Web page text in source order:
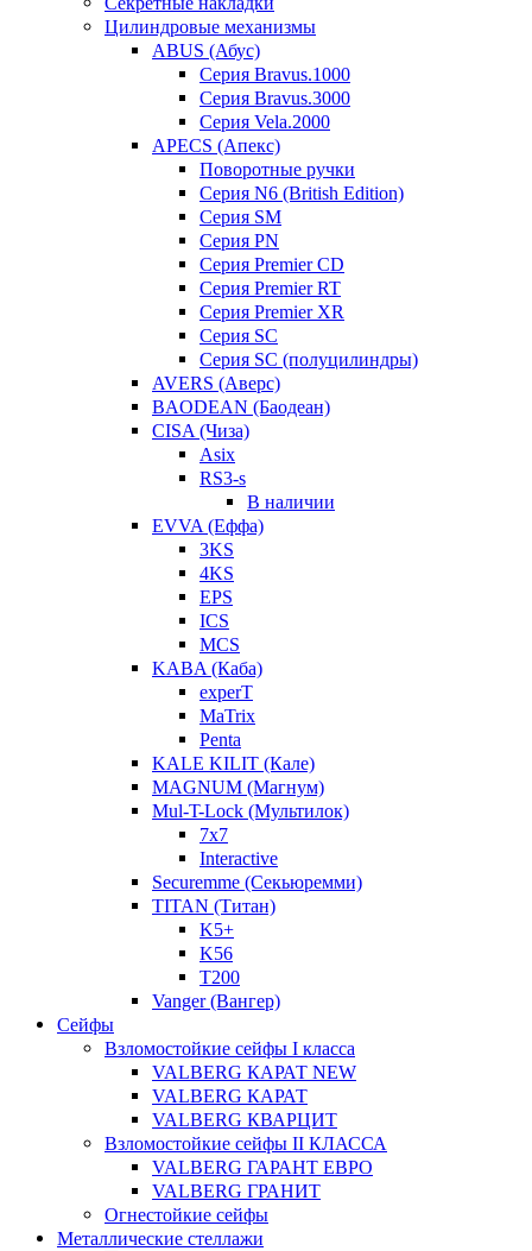
Цилиндровые механизмы
ABUS (Абус)
Серия Bravus.1000
Серия Bravus.3000
Серия Vela.2000
APECS (Апекс)
Поворотные ручки
Серия N6 (British Edition)
Серия SM
Серия PN
Серия Premier CD
Серия Premier RT
Серия Premier XR
Серия SC
Серия SC (полуцилиндры)
AVERS (Аверс)
BAODEAN (Баодеан)
CISA (Чиза)
Asix
RS3-s
В наличии
EVVA (Еффа)
3KS
4KS
EPS
ICS
MCS
KABA (Каба)
experT
MaTrix
Penta
KALE KILIT (Кале)
MAGNUM (Магнум)
Mul-T-Lock (Мультилок)
7x7
Interactive
Securemme (Секьюремми)
TITAN (Титан)
K5+
K56
T200
Vanger (Вангер)
Сейфы
Взломостойкие сейфы I класса
VALBERG КАРАТ NEW
VALBERG КАРАТ
VALBERG КВАРЦИТ
Взломостойкие сейфы II КЛАССА
VALBERG ГАРАНТ ЕВРО
VALBERG ГРАНИТ
Огнестойкие сейфы
Металлические стеллажи